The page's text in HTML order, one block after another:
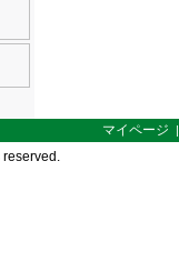
マイページ
reserved.